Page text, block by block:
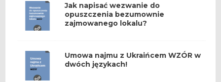
Jak napisać wezwanie do
opuszczenia bezumownie
zajmowanego lokalu?
Umowa najmu z Ukraińcem WZÓR w
dwóch językach!